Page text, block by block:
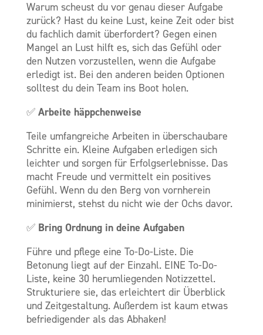
Warum scheust du vor genau dieser Aufgabe
zurück? Hast du keine Lust, keine Zeit oder bist
du fachlich damit überfordert? Gegen einen
Mangel an Lust hilft es, sich das Gefühl oder
den Nutzen vorzustellen, wenn die Aufgabe
erledigt ist. Bei den anderen beiden Optionen
solltest du dein Team ins Boot holen.
✅ Arbeite häppchenweise
Teile umfangreiche Arbeiten in überschaubare
Schritte ein. Kleine Aufgaben erledigen sich
leichter und sorgen für Erfolgserlebnisse. Das
macht Freude und vermittelt ein positives
Gefühl. Wenn du den Berg von vornherein
minimierst, stehst du nicht wie der Ochs davor.
✅ Bring Ordnung in deine Aufgaben
Führe und pflege eine To-Do-Liste. Die
Betonung liegt auf der Einzahl. EINE To-Do-
Liste, keine 30 herumliegenden Notizzettel.
Strukturiere sie, das erleichtert dir Überblick
und Zeitgestaltung. Außerdem ist kaum etwas
befriedigender als das Abhaken!